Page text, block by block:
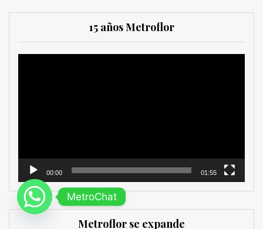
15 años Metroflor
00:00 01:55
Metroflor se expande
MetroChat